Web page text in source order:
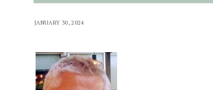
JANUARY 30, 2024